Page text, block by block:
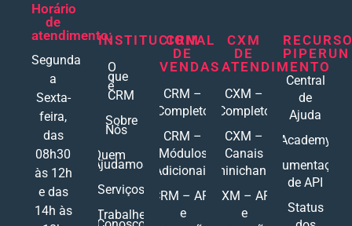
Horário
de
atendimento:
Segunda
a
Sexta-
feira,
das
08h30
às 12h
e das
14h às
INSTITUCIONAL
O
que
é
CRM
Sobre
Nós
Quem
Ajudamos
Serviços
Trabalhe
CRM
DE
VENDAS
CRM –
Completo
CRM –
Módulos
Adicionais
CRM – API
e
CXM
DE
ATENDIMENTO
CXM –
Completo
CXM –
Canais
Ominichannel
CXM – API
e
PIPERUN
Central
de
Ajuda
Academy
Documentações
de API
Status